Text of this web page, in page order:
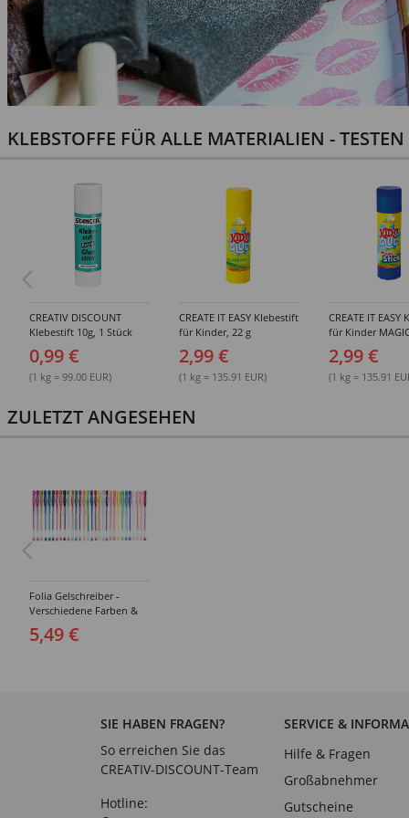
KLEBSTOFFE FÜR ALLE MATERIALIEN -
CREATIV DISCOUNT
Klebestift 10g, 1 Stück
0,99 €
(1 kg = 99.00 EUR)
CREATE IT EASY Klebestift
für Kinder, 22 g
2,99 €
(1 kg = 135.91 EUR)
CREATE IT
für Kinder
2,99 €
(1 kg = 135.91
ZULETZT ANGESEHEN
Folia Gelschreiber -
Verschiedene Farben &
Sets
5,49 €
SIE HABEN FRAGEN?
So erreichen Sie das
CREATIV-DISCOUNT-Team
Hotline:
SERVICE &
Hilfe & Fragen
Großabnehmer
Gutscheine